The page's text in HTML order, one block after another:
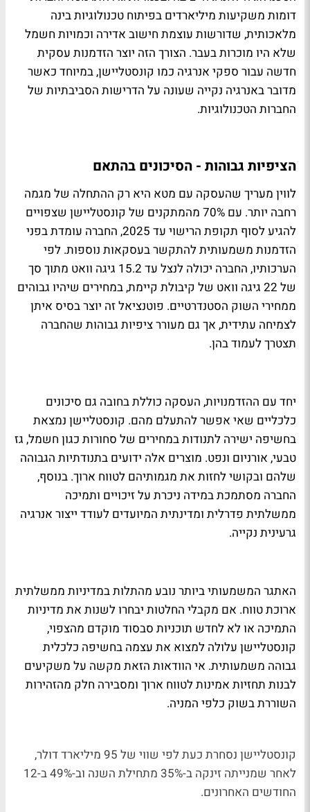
דומות משקיעות מיליארדים בפיתוח טכנולוגיות בינה
מלאכותית, שדורשות עוצמת חישוב אדירה וכמויות חשמל
שלא היו מוכרות בעבר. הצורך הזה יוצר הזדמנות עסקית
חדשה עבור ספקי אנרגיה כמו קונסטליישן, במיוחד כאשר
מדובר באנרגיה נקייה שעונה על הדרישות הסביבתיות של
החברות הטכנולוגיות.
הציפיות גבוהות - הסיכונים בהתאם
לווין מעריך שהעסקה עם מטא היא רק ההתחלה של מגמה
רחבה יותר. עם 70% מהמתקנים של קונסטליישן שצפויים
להגיע לסוף תקופת הרישוי עד 2025, החברה עומדת בפני
הזדמנות משמעותית להתקשר בעסקאות נוספות. לפי
הערכותיו, החברה יכולה לנצל עד 15.2 גיגה וואט מתוך סך
של 22 גיגה וואט של קיבולת קיימת, במחירים שיהיו גבוהים
ממחירי השוק הסטנדרטיים. פוטנציאל זה יוצר בסיס איתן
לצמיחה עתידית, אך גם מעורר ציפיות גבוהות שהחברה
תצטרך לעמוד בהן.
יחד עם ההזדמנויות, העסקה כוללת בחובה גם סיכונים
כלכליים שאי אפשר להתעלם מהם. קונסטליישן נמצאת
בחשיפה ישירה לתנודות במחירים של סחורות כגון חשמל, גז
טבעי, אורניום ונפט. מוצרים אלה ידועים בתנודתיות הגבוהה
שלהם ובקושי לחזות את מגמותיהם לטווח ארוך. בנוסף,
החברה מסתמכת במידה ניכרת על זיכויים ותמיכה
ממשלתית פדרלית ומדינתית המיועדים לעודד ייצור אנרגיה
גרעינית נקייה.
האתגר המשמעותי ביותר נובע מהתלות במדיניות ממשלתית
ארוכת טווח. אם מקבלי החלטות יבחרו לשנות את מדיניות
התמיכה או לא לחדש תוכניות סבסוד מוקדם מהצפוי,
קונסטליישן עלולה למצוא את עצמה בחשיפה כלכלית
גבוהה משמעותית. אי הוודאות הזאת מקשה על משקיעים
לבנות תחזיות אמינות לטווח ארוך ומסבירה חלק מהזהירות
השוררת בשוק כלפי המניה.
קונסטליישן
נסחרת כעת לפי שווי של 95 מיליארד דולר,
לאחר שמנייתה זינקה ב-35% מתחילת השנה וב-49% ב-12
החודשים האחרונים.